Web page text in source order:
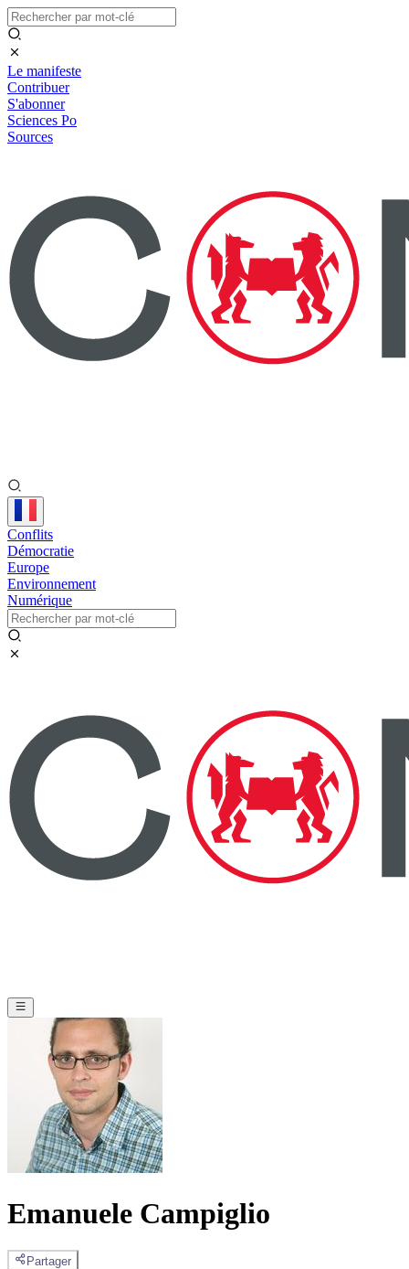
Le manifeste
Contribuer
S'abonner
Sciences Po
Sources
Conflits
Démocratie
Europe
Environnement
Numérique
Emanuele Campiglio
Partager